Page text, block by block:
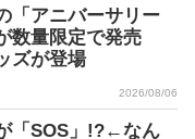
「アニバーサリー
数量限定で発売
ズが登場
2026/08/06
「SOS」!?←なん